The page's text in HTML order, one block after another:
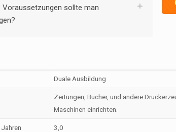
Voraussetzungen sollte man
Duale Ausbildung
Zeitungen, Bücher, und andere
Maschinen einrichten.
3,0